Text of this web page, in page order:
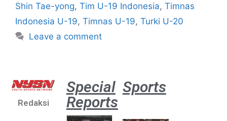
Shin Tae-yong, Tim U-19 Indonesia, Timnas
Indonesia U-19, Timnas U-19, Turki U-20
Leave a comment
Redaksi
Special
Reports
Sports